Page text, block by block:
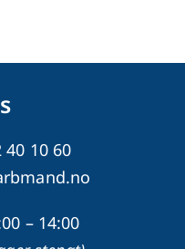
40 10 60
– 14:00